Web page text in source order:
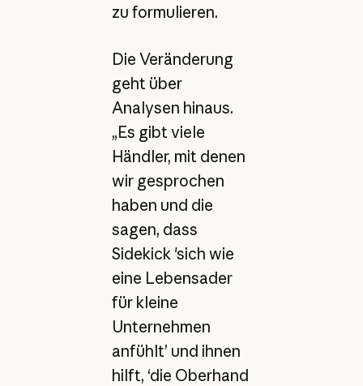
zu formulieren.
Die Veränderung
geht über
Analysen hinaus.
„Es gibt viele
Händler, mit denen
wir gesprochen
haben und die
sagen, dass
Sidekick 'sich wie
eine Lebensader
für kleine
Unternehmen
anfühlt’ und ihnen
hilft, ‘die Oberhand